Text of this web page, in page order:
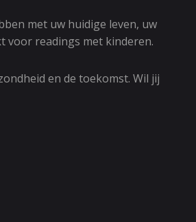
met uw huidige leven, uw
voor readings met kinderen.
en de toekomst. Wil jij